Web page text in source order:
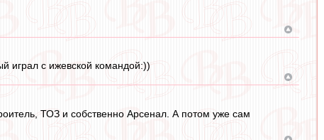
играл с ижевской командой:))
ТОЗ и собственно Арсенал. А потом уже сам